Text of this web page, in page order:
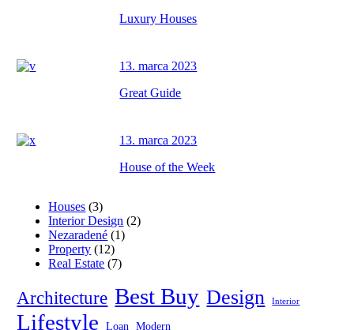
Luxury Houses
13. marca 2023
Great Guide
13. marca 2023
House of the Week
Houses (3)
Interior Design (2)
Nezaradené (1)
Property (12)
Real Estate (7)
Architecture Best Buy Design Interior
Lifestyle Loan Modern